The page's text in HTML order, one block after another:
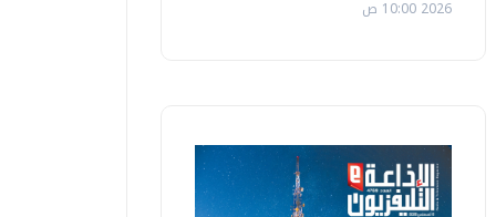
محافظ الإسماعيلية يعلن تدشين مبادرة
2026 10:00 ص